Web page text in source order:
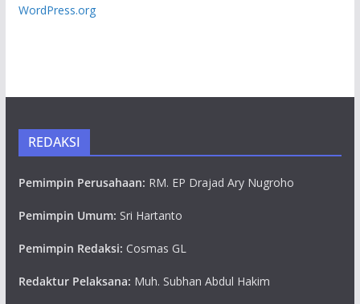
WordPress.org
REDAKSI
Pemimpin Perusahaan: RM. EP Drajad Ary Nugroho
Pemimpin Umum: Sri Hartanto
Pemimpin Redaksi: Cosmas GL
Redaktur Pelaksana: Muh. Subhan Abdul Hakim